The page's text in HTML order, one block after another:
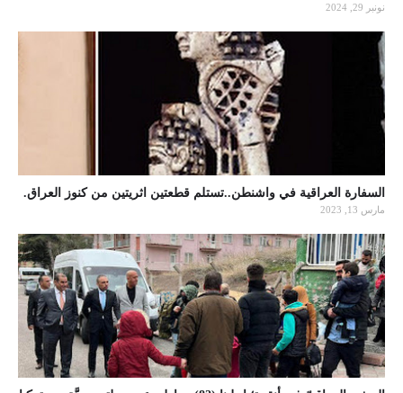
نونبر 29, 2024
السفارة العراقية في واشنطن..تستلم قطعتين اثريتين من كنوز العراق.
مارس 13, 2023